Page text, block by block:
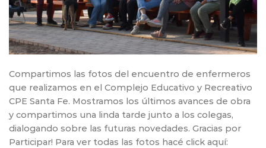
Compartimos las fotos del encuentro de enfermeros
que realizamos en el Complejo Educativo y Recreativo
CPE Santa Fe. Mostramos los últimos avances de obra
y compartimos una linda tarde junto a los colegas,
dialogando sobre las futuras novedades. Gracias por
Participar! Para ver todas las fotos hacé click aquí: